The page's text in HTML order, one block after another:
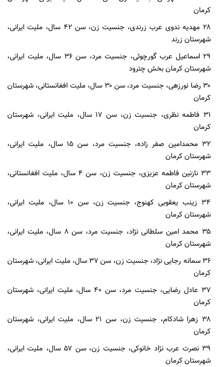
کرمان
۲۸ مهدیه ندوی عرب زرندی، جنسیت زن، سن ۴۲ سال، ملیت ایرانی،
شهرستان زرند
۲۹ اسماعیل عرب گورچوئی، جنسیت مرد، سن ۳۶ سال، ملیت ایرانی،
شهرستان کرمان بخش چترود
۳۰ رضا نورزهی، جنسیت مرد، سن ۳۰ سال، ملیت افغانستانی، شهرستان
کرمان
۳۱ فاطمه نظری، جنسیت زن، سن ۱۷ سال، ملیت ایرانی، شهرستان
کرمان
۳۲ محمدامین صفر زاده، جنسیت مرد، سن ۱۵ سال، ملیت ایرانی،
شهرستان کرمان
۳۳ نازنین فاطمه عزیزی، جنسیت زن، سن ۴ سال، ملیت افغانستانی،
شهرستان کرمان
۳۴ زینب یعقوبی کهنوج، جنسیت زن، سن ۱۰ سال، ملیت ایرانی،
شهرستان کرمان
۳۵ محمد امین سلطانی نژاد، جنسیت مرد، سن ۸ سال، ملیت ایرانی،
شهرستان کرمان
۳۶ سمانه رجایی نژاد، جنسیت زن، سن ۳۷ سال، ملیت ایرانی، شهرستان
کرمان
۳۷ عادل رضایی، جنسیت مرد، سن ۴۰ سال، ملیت ایرانی، شهرستان
کرمان
۳۸ زهرا شادکام، جنسیت زن، سن ۲۱ سال، ملیت ایرانی، شهرستان
کرمان
۳۹ نصرت عرب نژاد خانوکی، جنسیت زن، سن ۵۷ سال، ملیت ایرانی،
شهرستان کرمان